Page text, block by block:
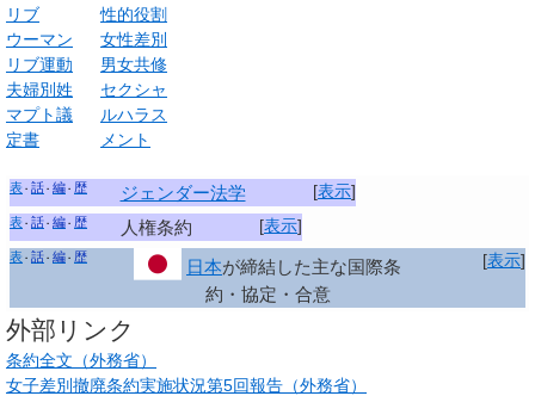
リブ
ウーマン
リブ運動
夫婦別姓
マプト議
定書
性的役割
女性差別
男女共修
セクシャ
ルハラス
メント
[表示]
表 話 編 歴 ジェンダー法学
[表示]
表 話 編 歴 人権条約
[表示]
表 話 編 歴 日本が締結した主な国際条
約・協定・合意
外部リンク
条約全文（外務省）
女子差別撤廃条約実施状況第5回報告（外務省）